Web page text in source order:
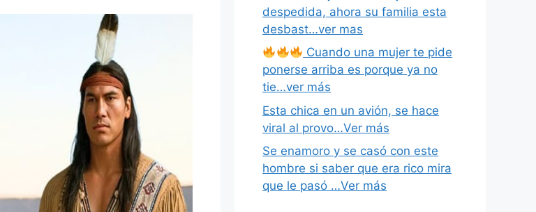
despedida, ahora su familia esta
desbast…ver mas
Cuando una mujer te pide
ponerse arriba es porque ya no
tie…ver más
Esta chica en un avión, se hace
viral al provo…Ver más
Se enamoro y se casó con este
hombre si saber que era rico mira
que le pasó …Ver más